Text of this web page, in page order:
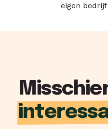
eigen bedrijf